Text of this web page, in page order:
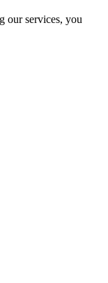
our services, you